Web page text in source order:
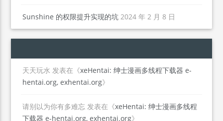
Sunshine 的权限提升实现的坑 2024 年 2 月 8 日
天天玩水 发表在《xeHentai: 绅士漫画多线程下载器 e-
hentai.org, exhentai.org》
请别以为你有多难忘 发表在《xeHentai: 绅士漫画多线程
下载器 e-hentai.org, exhentai.org》